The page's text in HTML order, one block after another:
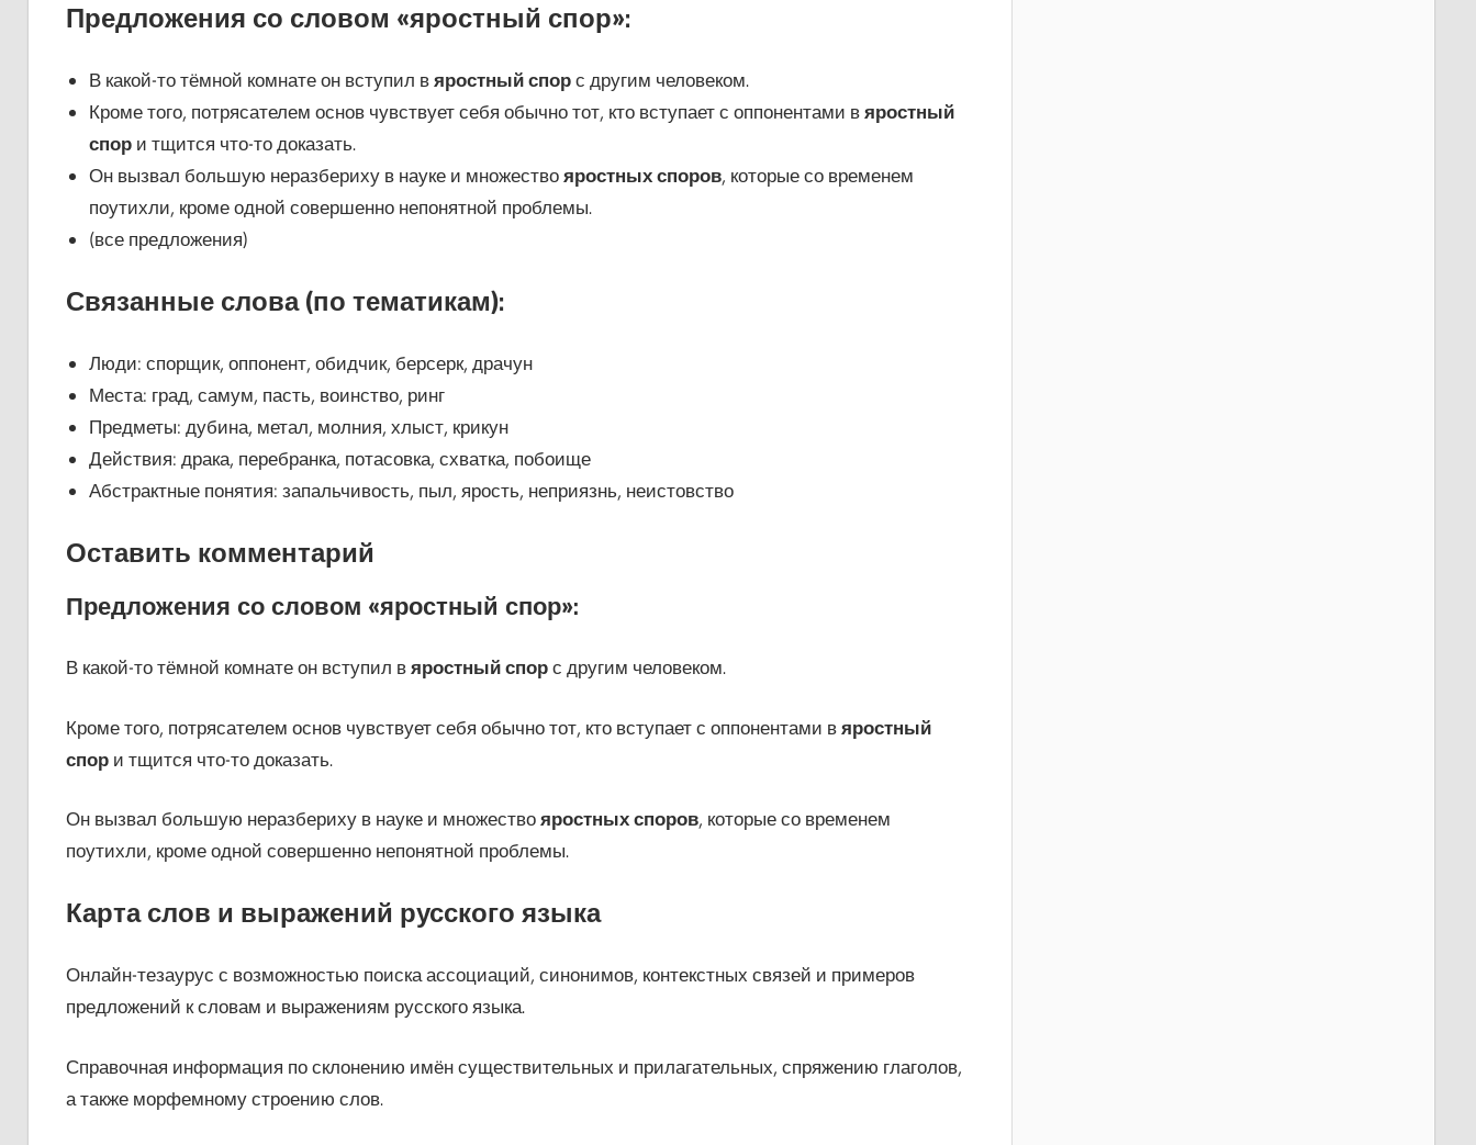
Предложения со словом «яростный спор»:
В какой-то тёмной комнате он вступил вяростный спорс другим человеком.
Кроме того, потрясателем основ чувствует себя обычно тот, кто вступает с оппонентами вяростный
спори тщится что-то доказать.
Он вызвал большую неразбериху в науке и множествояростных споров, которые со временем
поутихли, кроме одной совершенно непонятной проблемы.
(все предложения)
Связанные слова (по тематикам):
Люди: спорщик, оппонент, обидчик, берсерк, драчун
Места: град, самум, пасть, воинство, ринг
Предметы: дубина, метал, молния, хлыст, крикун
Действия: драка, перебранка, потасовка, схватка, побоище
Абстрактные понятия: запальчивость, пыл, ярость, неприязнь, неистовство
Оставить комментарий
Предложения со словом «яростный спор»:
В какой-то тёмной комнате он вступил вяростный спорс другим человеком.
Кроме того, потрясателем основ чувствует себя обычно тот, кто вступает с оппонентами вяростный
спори тщится что-то доказать.
Он вызвал большую неразбериху в науке и множествояростных споров, которые со временем
поутихли, кроме одной совершенно непонятной проблемы.
Карта слов и выражений русского языка
Онлайн-тезаурус с возможностью поиска ассоциаций, синонимов, контекстных связей и примеров
предложений к словам и выражениям русского языка.
Справочная информация по склонению имён существительных и прилагательных, спряжению глаголов,
а также морфемному строению слов.